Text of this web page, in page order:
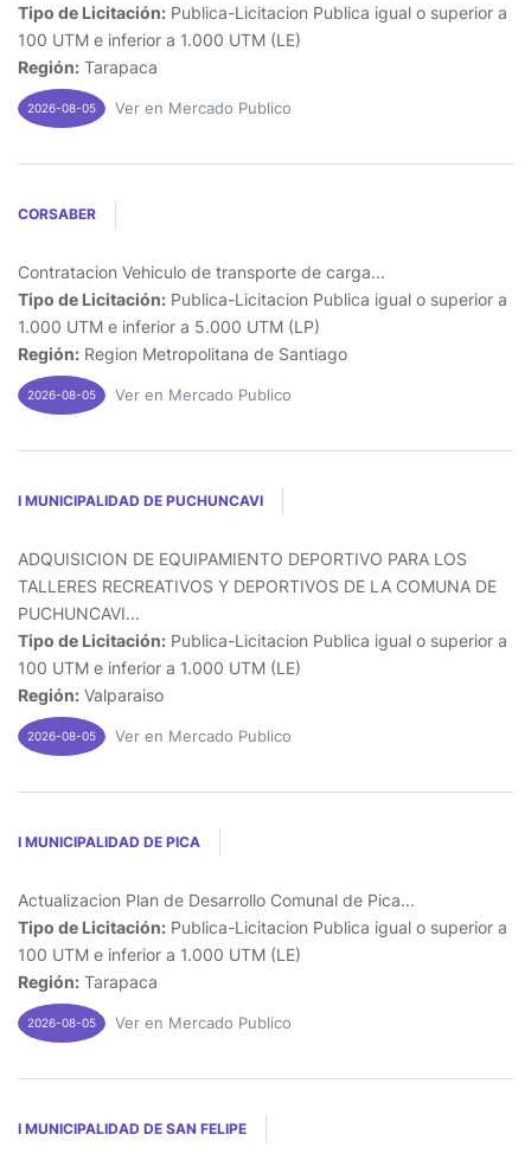
Tipo de Licitación: Publica-Licitacion Publica igual o superior a
100 UTM e inferior a 1.000 UTM (LE)
Región: Tarapaca
2026-08-05 Ver en Mercado Publico
CORSABER
Contratacion Vehiculo de transporte de carga...
Tipo de Licitación: Publica-Licitacion Publica igual o superior a
1.000 UTM e inferior a 5.000 UTM (LP)
Región: Region Metropolitana de Santiago
2026-08-05 Ver en Mercado Publico
I MUNICIPALIDAD DE PUCHUNCAVI
ADQUISICION DE EQUIPAMIENTO DEPORTIVO PARA LOS
TALLERES RECREATIVOS Y DEPORTIVOS DE LA COMUNA DE
PUCHUNCAVI...
Tipo de Licitación: Publica-Licitacion Publica igual o superior a
100 UTM e inferior a 1.000 UTM (LE)
Región: Valparaiso
2026-08-05 Ver en Mercado Publico
I MUNICIPALIDAD DE PICA
Actualizacion Plan de Desarrollo Comunal de Pica...
Tipo de Licitación: Publica-Licitacion Publica igual o superior a
100 UTM e inferior a 1.000 UTM (LE)
Región: Tarapaca
2026-08-05 Ver en Mercado Publico
I MUNICIPALIDAD DE SAN FELIPE